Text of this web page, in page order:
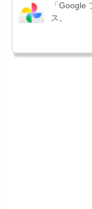
「Google
ス。
ス。